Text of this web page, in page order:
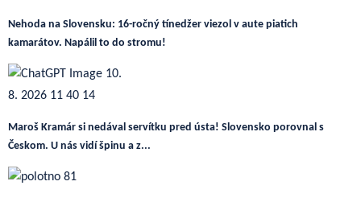
Nehoda na Slovensku: 16-ročný tínedžer viezol v aute piatich
kamarátov. Napálil to do stromu!
Maroš Kramár si nedával servítku pred ústa! Slovensko porovnal s
Českom. U nás vidí špinu a z...